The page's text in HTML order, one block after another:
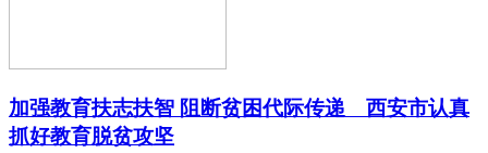
加强教育扶志扶智 阻断贫困代际传递 西安市认真
抓好教育脱贫攻坚